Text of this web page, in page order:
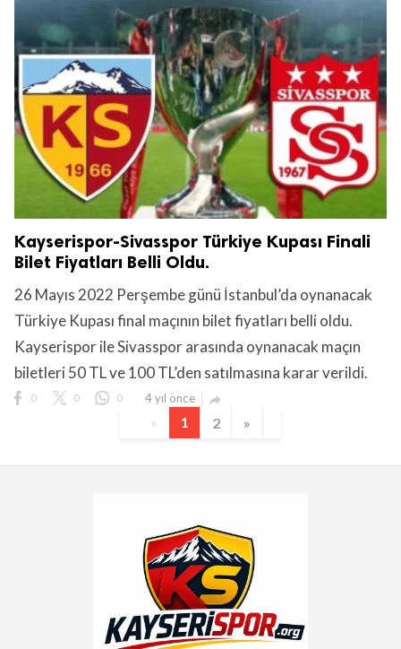
Kayserispor-Sivasspor Türkiye Kupası Finali
Bilet Fiyatları Belli Oldu.
26 Mayıs 2022 Perşembe günü İstanbul’da oynanacak
Türkiye Kupası final maçının bilet fiyatları belli oldu.
Kayserispor ile Sivasspor arasında oynanacak maçın
biletleri 50 TL ve 100 TL’den satılmasına karar verildi.
0 0 0 4 yıl önce

«
1 2 »